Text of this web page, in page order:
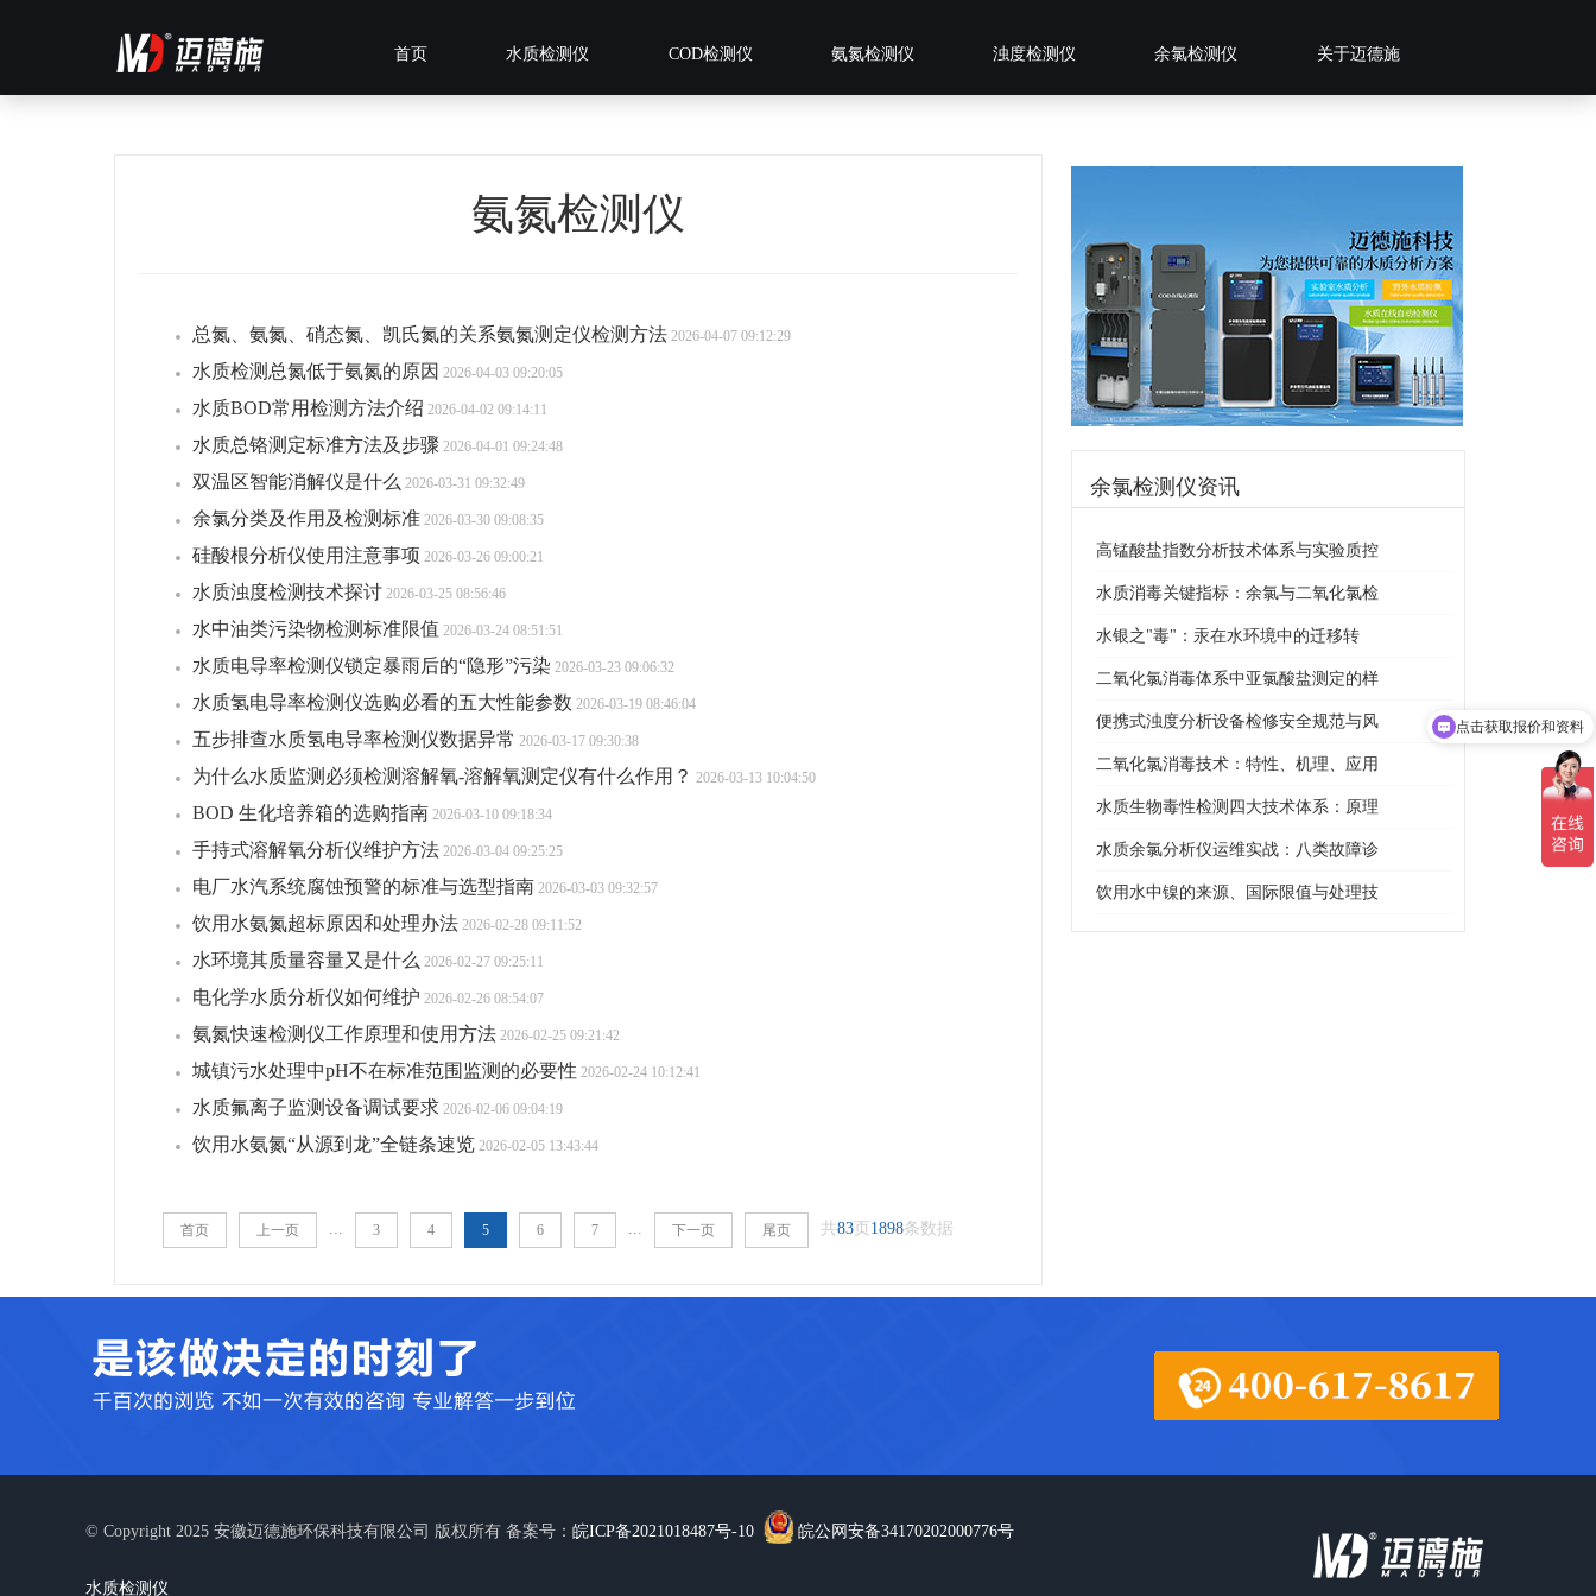
首页 水质检测仪 COD检测仪 氨氮检测仪 浊度检测仪 余氯检测仪 关于迈德施
氨氮检测仪
总氮、氨氮、硝态氮、凯氏氮的关系氨氮测定仪检测方法 2026-04-07 09:12:29
水质检测总氮低于氨氮的原因 2026-04-03 09:20:05
水质BOD常用检测方法介绍 2026-04-02 09:14:11
水质总铬测定标准方法及步骤 2026-04-01 09:24:48
双温区智能消解仪是什么 2026-03-31 09:32:49
余氯分类及作用及检测标准 2026-03-30 09:08:35
硅酸根分析仪使用注意事项 2026-03-26 09:00:21
水质浊度检测技术探讨 2026-03-25 08:56:46
水中油类污染物检测标准限值 2026-03-24 08:51:51
水质电导率检测仪锁定暴雨后的“隐形”污染 2026-03-23 09:06:32
水质氢电导率检测仪选购必看的五大性能参数 2026-03-19 08:46:04
五步排查水质氢电导率检测仪数据异常 2026-03-17 09:30:38
为什么水质监测必须检测溶解氧-溶解氧测定仪有什么作用？ 2026-03-13 10:04:50
BOD 生化培养箱的选购指南 2026-03-10 09:18:34
手持式溶解氧分析仪维护方法 2026-03-04 09:25:25
电厂水汽系统腐蚀预警的标准与选型指南 2026-03-03 09:32:57
饮用水氨氮超标原因和处理办法 2026-02-28 09:11:52
水环境其质量容量又是什么 2026-02-27 09:25:11
电化学水质分析仪如何维护 2026-02-26 08:54:07
氨氮快速检测仪工作原理和使用方法 2026-02-25 09:21:42
城镇污水处理中pH不在标准范围监测的必要性 2026-02-24 10:12:41
水质氟离子监测设备调试要求 2026-02-06 09:04:19
饮用水氨氮“从源到龙”全链条速览 2026-02-05 13:43:44
首页 上一页 ... 3 4 5 6 7 ... 下一页 尾页 共83 页 1898条数据
余氯检测仪资讯
高锰酸盐指数分析技术体系与实验质控
水质消毒关键指标：余氯与二氧化氯检
水银之"毒"：汞在水环境中的迁移转
二氧化氯消毒体系中亚氯酸盐测定的样
便携式浊度分析设备检修安全规范与风
二氧化氯消毒技术：特性、机理、应用
水质生物毒性检测四大技术体系：原理
水质余氯分析仪运维实战：八类故障诊
饮用水中镍的来源、国际限值与处理技
© Copyright 2025 安徽迈德施环保科技有限公司 版权所有 备案号： 皖ICP备2021018487号-10 皖公网安备34170202000776号
水质检测仪
点击获取报价和资料